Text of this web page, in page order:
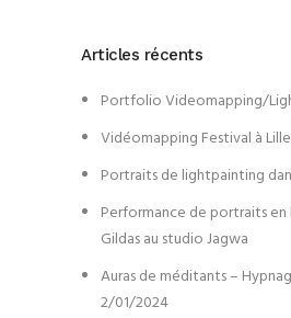
Articles récents
Portfolio Videomapping/
Vidéomapping Festival à
Portraits de lightpainting
Performance de portraits
Gildas au studio Jagwa
Auras de méditants –
2/01/2024